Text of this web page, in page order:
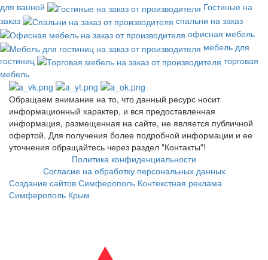
для ванной
Гостиные на
заказ
спальни на заказ
офисная мебель
мебель для
гостиниц
торговая
мебель
Обращаем внимание на то, что данный ресурс носит
информационный характер, и вся предоставленная
информация, размещенная на сайте, не является публичной
офертой. Для получения более подробной информации и ее
уточнения обращайтесь через раздел "Контакты"!
Политика конфиденциальности
Согласие на обработку персональных данных
Создание сайтов Симферополь Контекстная реклама
Симферополь Крым